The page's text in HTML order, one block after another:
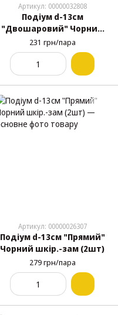
Артикул: 00000032808
Подіум d-13см
"Двошаровий" Чорний
шкір.-зам (2шт)
231 грн/пара
Артикул: 00000026307
Подіум d-13см "Прямий"
Чорний шкір.-зам (2шт)
279 грн/пара